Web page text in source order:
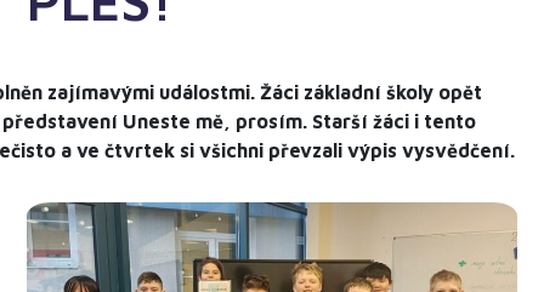
zajímavými událostmi. Žáci základní školy opět
Uneste mě, prosím. Starší žáci i tento
a ve čtvrtek si všichni převzali výpis vysvědčení.